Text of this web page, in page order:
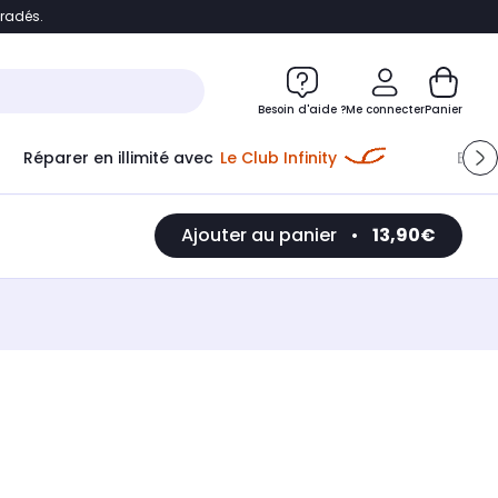
Accéder directement au chatbot
Besoin d'aide ?Me connecterPanier
Réparer en illimité avec Le Club Infinity
Ajouter au panier • 13,90€